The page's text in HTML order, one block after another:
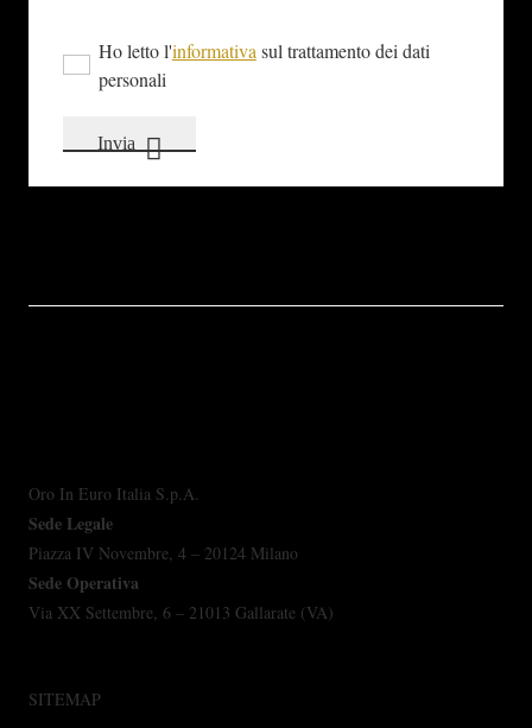
Ho letto l'informativa sul trattamento dei dati
personali
Invia
Oro In Euro Italia S.p.A.
Sede Legale
Piazza IV Novembre, 4 – 20124 Milano
Sede Operativa
Via XX Settembre, 6 – 21013 Gallarate (VA)
SITEMAP